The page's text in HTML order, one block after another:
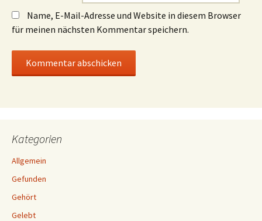
Name, E-Mail-Adresse und Website in diesem Browser
für meinen nächsten Kommentar speichern.
Kategorien
Allgemein
Gefunden
Gehört
Gelebt